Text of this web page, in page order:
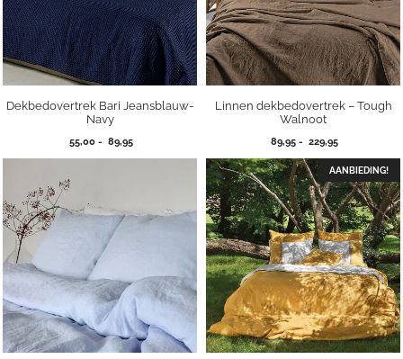
Dekbedovertrek Bari Jeansblauw-
Navy
55,00 - 89,95Prijsklasse:
Linnen dekbedovertrek – Tough
Walnoot
89,95 - 229,95Prijsklasse:
tot
229,95
AANBIEDING!